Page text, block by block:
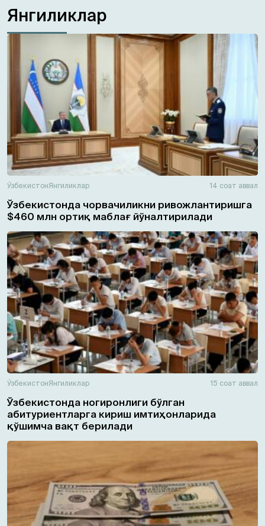
Янгиликлар
ЎзбекистонЯнгиликлар 14 соат аввал
Ўзбекистонда чорвачиликни ривожлантиришга
$460 млн ортиқ маблағ йўналтирилади
ЎзбекистонЯнгиликлар 15 соат аввал
Ўзбекистонда ногиронлиги бўлган
абитуриентларга кириш имтиҳонларида
қўшимча вақт берилади